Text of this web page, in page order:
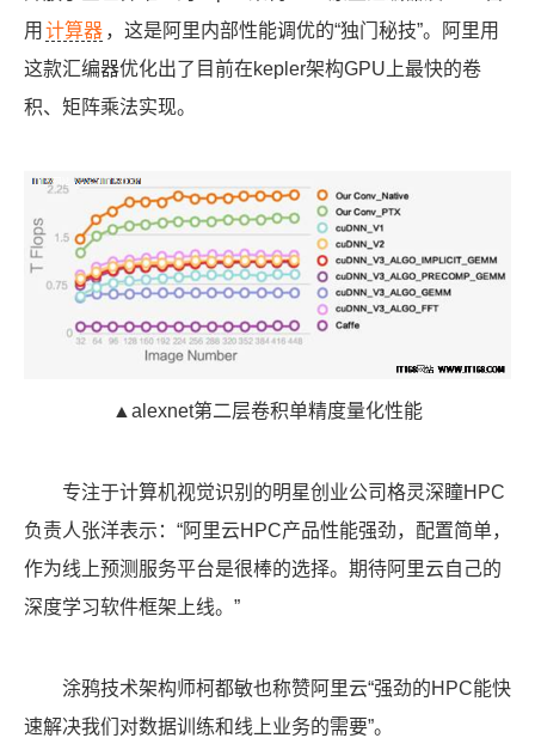
用 计算器 ，这是阿里内部性能调优的“独门秘技”。阿里用
这款汇编器优化出了目前在kepler架构GPU上最快的卷
积、矩阵乘法实现。
▲alexnet第二层卷积单精度量化性能
专注于计算机视觉识别的明星创业公司格灵深瞳HPC
负责人张洋表示：“阿里云HPC产品性能强劲，配置简单，
作为线上预测服务平台是很棒的选择。期待阿里云自己的
深度学习软件框架上线。”
涂鸦技术架构师柯都敏也称赞阿里云“强劲的HPC能快
速解决我们对数据训练和线上业务的需要”。